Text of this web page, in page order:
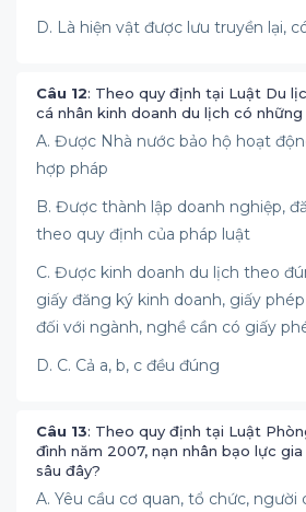
D. Là hiện vật được lưu truyền lại,
Câu 12: Theo quy định tại Luật Du
cá nhân kinh doanh du lịch có
A. Được Nhà nước bảo hộ hoạt
hợp pháp
B. Được thành lập doanh nghiệp,
theo quy định của pháp luật
C. Được kinh doanh du lịch theo
giấy đăng ký kinh doanh, giấy
đối với ngành, nghề cần có giấy
D. C. Cả a, b, c đều đúng
Câu 13: Theo quy định tại Luật
đình năm 2007, nạn nhân bạo lực
sâu đây?
A. Yêu cầu cơ quan, tổ chức,